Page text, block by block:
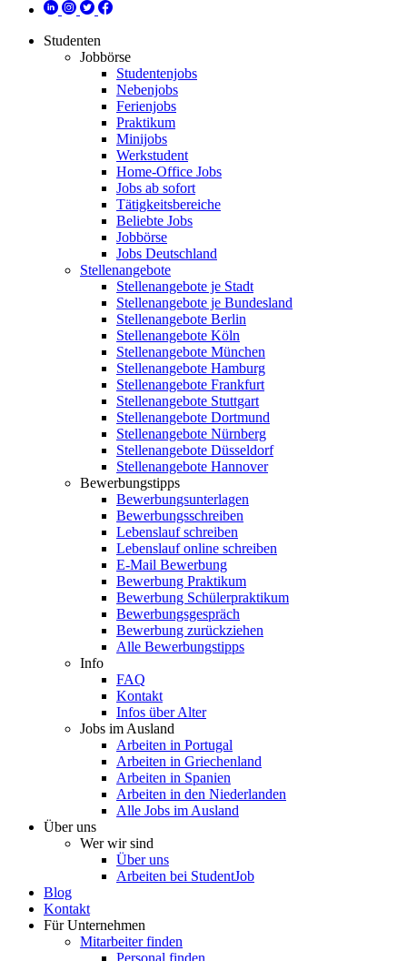
Studenten
Jobbörse
Studentenjobs
Nebenjobs
Ferienjobs
Praktikum
Minijobs
Werkstudent
Home-Office Jobs
Jobs ab sofort
Tätigkeitsbereiche
Beliebte Jobs
Jobbörse
Jobs Deutschland
Stellenangebote
Stellenangebote je Stadt
Stellenangebote je Bundesland
Stellenangebote Berlin
Stellenangebote Köln
Stellenangebote München
Stellenangebote Hamburg
Stellenangebote Frankfurt
Stellenangebote Stuttgart
Stellenangebote Dortmund
Stellenangebote Nürnberg
Stellenangebote Düsseldorf
Stellenangebote Hannover
Bewerbungstipps
Bewerbungsunterlagen
Bewerbungsschreiben
Lebenslauf schreiben
Lebenslauf online schreiben
E-Mail Bewerbung
Bewerbung Praktikum
Bewerbung Schülerpraktikum
Bewerbungsgespräch
Bewerbung zurückziehen
Alle Bewerbungstipps
Info
FAQ
Kontakt
Infos über Alter
Jobs im Ausland
Arbeiten in Portugal
Arbeiten in Griechenland
Arbeiten in Spanien
Arbeiten in den Niederlanden
Alle Jobs im Ausland
Über uns
Wer wir sind
Über uns
Arbeiten bei StudentJob
Blog
Kontakt
Für Unternehmen
Mitarbeiter finden
Personal finden